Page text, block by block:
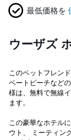
最低価格を
ウーザズ
このペットフレン
ベートビーチなど
様は、無料で無線
ます。
この豪華なホテル
ウト、 ミーティン